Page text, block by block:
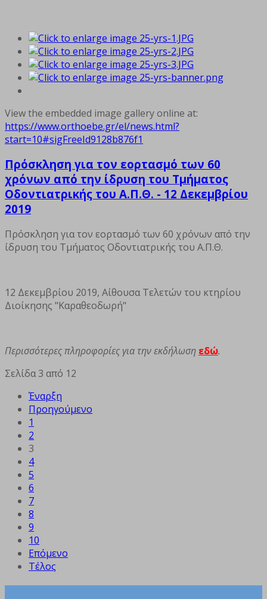
View the embedded image gallery online at:
https://www.orthoebe.gr/el/news.html?
start=10#sigFreeId9128b876f1
Πρόσκληση για τον εορτασμό των 60
χρόνων από την ίδρυση του Τμήματος
Οδοντιατρικής του Α.Π.Θ. - 12 Δεκεμβρίου
2019
Πρόσκληση για τον εορτασμό των 60 χρόνων από την
ίδρυση του Τμήματος Οδοντιατρικής του Α.Π.Θ.
12 Δεκεμβρίου 2019, Αίθουσα Τελετών του κτηρίου
Διοίκησης "Καραθεοδωρή"
Περισσότερες πληροφορίες για την εκδήλωση εδώ.
Σελίδα 3 από 12
Έναρξη
Προηγούμενο
1
2
3
4
5
6
7
8
9
10
Επόμενο
Τέλος